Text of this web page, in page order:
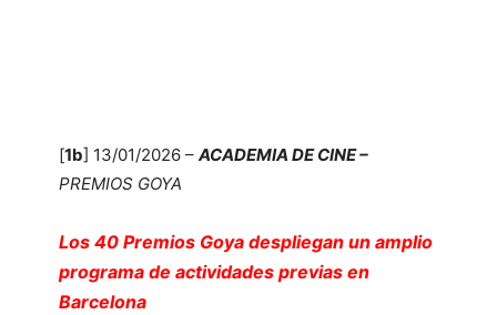
[1b] 13/01/2026 – ACADEMIA DE CINE –
PREMIOS GOYA
Los 40 Premios Goya despliegan un amplio
programa de actividades previas en
Barcelona